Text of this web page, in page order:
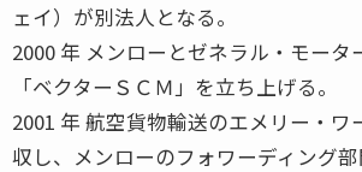
ェイ）が別法人となる。
2000 年 メンローとゼネラル・モータ
「ベクターＳＣＭ」を立ち上げる。
2001 年 航空貨物輸送のエメリー・ワ
収し、メンローのフォワーディング部